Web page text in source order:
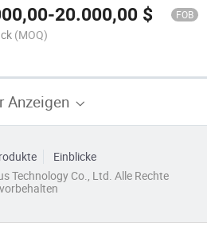
-20.000,00 $ FOB
(MOQ)
Anzeigen
Einblicke
Technology Co., Ltd. Alle Rechte
vorbehalten